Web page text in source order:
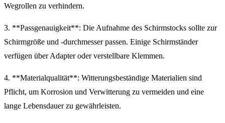
Wegrollen zu verhindern.
3. **Passgenauigkeit**: Die Aufnahme des Schirmstocks sollte zur
Schirmgröße und -durchmesser passen. Einige Schirmständer
verfügen über Adapter oder verstellbare Klemmen.
4. **Materialqualität**: Witterungsbeständige Materialien sind
Pflicht, um Korrosion und Verwitterung zu vermeiden und eine
lange Lebensdauer zu gewährleisten.